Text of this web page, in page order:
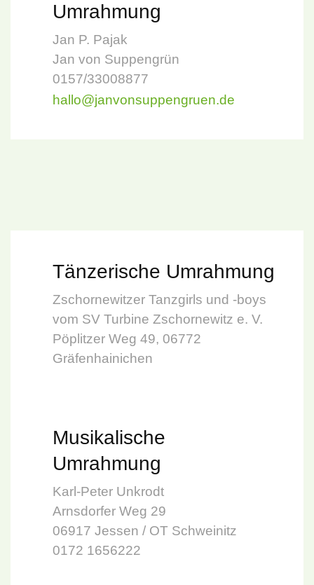
Umrahmung
Jan P. Pajak
Jan von Suppengrün
0157/33008877
hallo@janvonsuppengruen.de
Tänzerische Umrahmung
Zschornewitzer Tanzgirls und -boys
vom SV Turbine Zschornewitz e. V.
Pöplitzer Weg 49, 06772
Gräfenhainichen
Musikalische
Umrahmung
Karl-Peter Unkrodt
Arnsdorfer Weg 29
06917 Jessen / OT Schweinitz
0172 1656222